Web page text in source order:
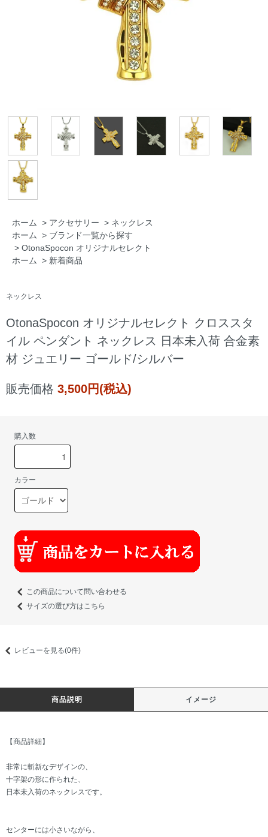
ホーム > アクセサリー > ネックレス
ホーム
> ブランド一覧から探す
> OtonaSpocon オリジナルセレクト
ホーム
> 新着商品
ネックレス
OtonaSpocon オリジナルセレクト クロススタ
イル ペンダント ネックレス 日本未入荷 合金素
材 ジュエリー ゴールド/シルバー
販売価格 3,500円(税込)
購入数
カラー
この商品について問い合わせる
サイズの選び方はこちら
レビューを見る(0件)
商品説明 イメージ
【商品詳細】
非常に斬新なデザインの、
十字架の形に作られた、
日本未入荷のネックレスです。
センターには小さいながら、